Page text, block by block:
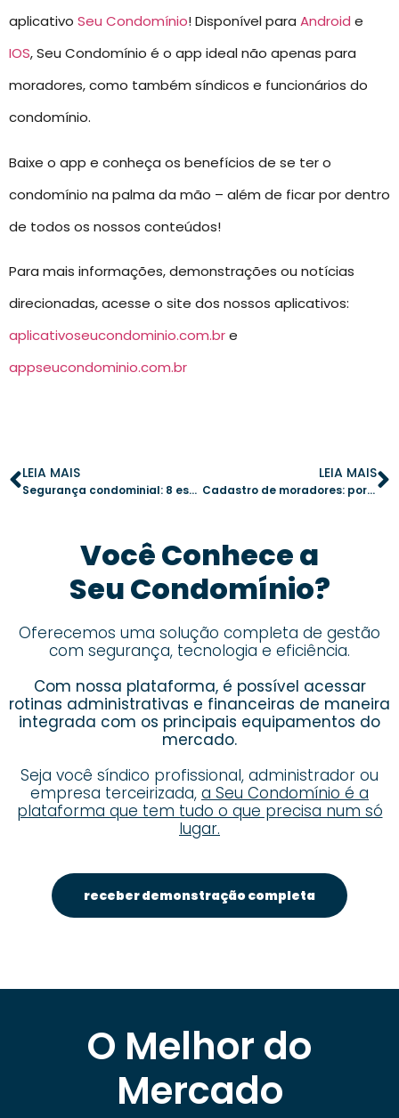
aplicativo Seu Condomínio! Disponível para Android e
IOS, Seu Condomínio é o app ideal não apenas para
moradores, como também síndicos e funcionários do
condomínio.
Baixe o app e conheça os benefícios de se ter o
condomínio na palma da mão – além de ficar por dentro
de todos os nossos conteúdos!
Para mais informações, demonstrações ou notícias
direcionadas, acesse o site dos nossos aplicativos:
aplicativoseucondominio.com.bre
appseucondominio.com.br
LEIA MAIS
Segurança condominial: 8 estratégias para proteger moradores e patrimônio
LEIA MAIS
Cadastro de moradores: por que manter os dados sempre atualizados é essencial
Você Conhece a
Seu Condomínio?
Oferecemos uma solução completa de gestão
com segurança, tecnologia e eficiência.
Com nossa plataforma, é possível acessar
rotinas administrativas e financeiras de maneira
integrada com os principais equipamentos do
mercado.
Seja você síndico profissional, administrador ou
empresa terceirizada, a Seu Condomínio é a
plataforma que tem tudo o que precisa num só
lugar.
receber demonstração completa
O Melhor do
Mercado